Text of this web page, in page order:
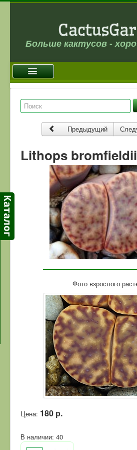
Больше кактусов -
Главная
Новости
Галерея
Магазин
Оплата и доставка
Предыдущий
Lithops
Фото взрослого
Цена: 180 р.
В наличии: 40